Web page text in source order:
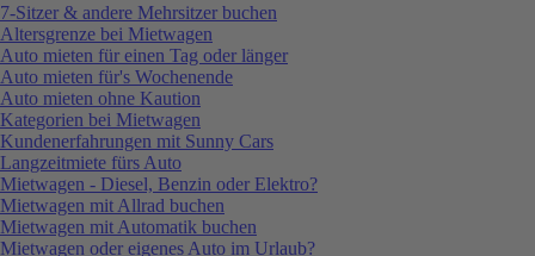
7-Sitzer & andere Mehrsitzer buchen
Altersgrenze bei Mietwagen
Auto mieten für einen Tag oder länger
Auto mieten für's Wochenende
Auto mieten ohne Kaution
Kategorien bei Mietwagen
Kundenerfahrungen mit Sunny Cars
Langzeitmiete fürs Auto
Mietwagen - Diesel, Benzin oder Elektro?
Mietwagen mit Allrad buchen
Mietwagen mit Automatik buchen
Mietwagen oder eigenes Auto im Urlaub?